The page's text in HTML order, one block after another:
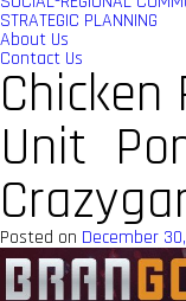
STRATEGIC PLANNING
About Us
Contact Us
Unit
Posted on December